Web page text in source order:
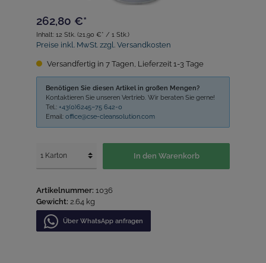
262,80 €*
Inhalt: 12 Stk. (21,90 €* / 1 Stk.)
Preise inkl. MwSt. zzgl. Versandkosten
Versandfertig in 7 Tagen, Lieferzeit 1-3 Tage
Benötigen Sie diesen Artikel in großen Mengen?
Kontaktieren Sie unseren Vertrieb. Wir beraten Sie gerne!
Tel.: +43(0)6245–75 642-0
Email: office@cse-cleansolution.com
In den Warenkorb
Artikelnummer: 1036
Gewicht: 2.64 kg
Über WhatѕApp anfragеn